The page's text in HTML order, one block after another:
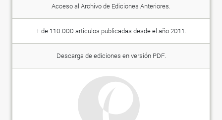
Acceso al Archivo de Ediciones Anteriores.
+ de 110.000 artículos publicadas desde el año 2011.
Descarga de ediciones en versión PDF.